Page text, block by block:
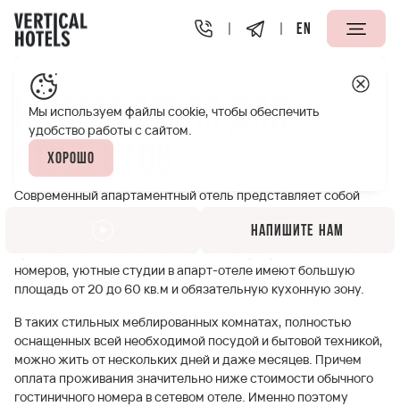
EN
Апарт-отели Vertical Номера отеля для студентов
Номера отеля для
студентов
Современный апартаментный отель представляет собой
заинтересованным отличные условия для комфортного
номеров, уютные студии в апарт-отеле имеют большую
площадь от 20 до 60 кв.м и обязательную кухонную зону.
В таких стильных меблированных комнатах, полностью
оснащенных всей необходимой посудой и бытовой техникой,
можно жить от нескольких дней и даже месяцев. Причем
оплата проживания значительно ниже стоимости обычного
гостиничного номера в сетевом отеле. Именно поэтому
Мы используем файлы cookie, чтобы обеспечить
удобство работы с сайтом.
Хорошо
Напишите нам